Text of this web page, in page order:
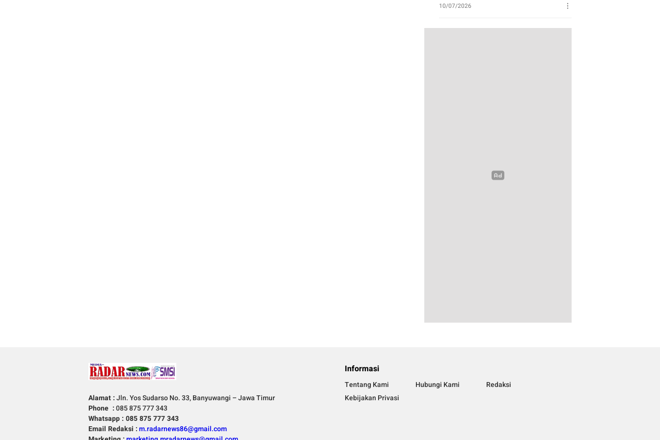
10/07/2026
Alamat :Jln. Yos Sudarso No. 33, Banyuwangi – Jawa Timur
Phone :085 875 777 343
Whatsapp : 085 875 777 343
Email Redaksi :m.radarnews86@gmail.com
Informasi
Tentang Kami Hubungi Kami
Redaksi
Kebijakan Privasi